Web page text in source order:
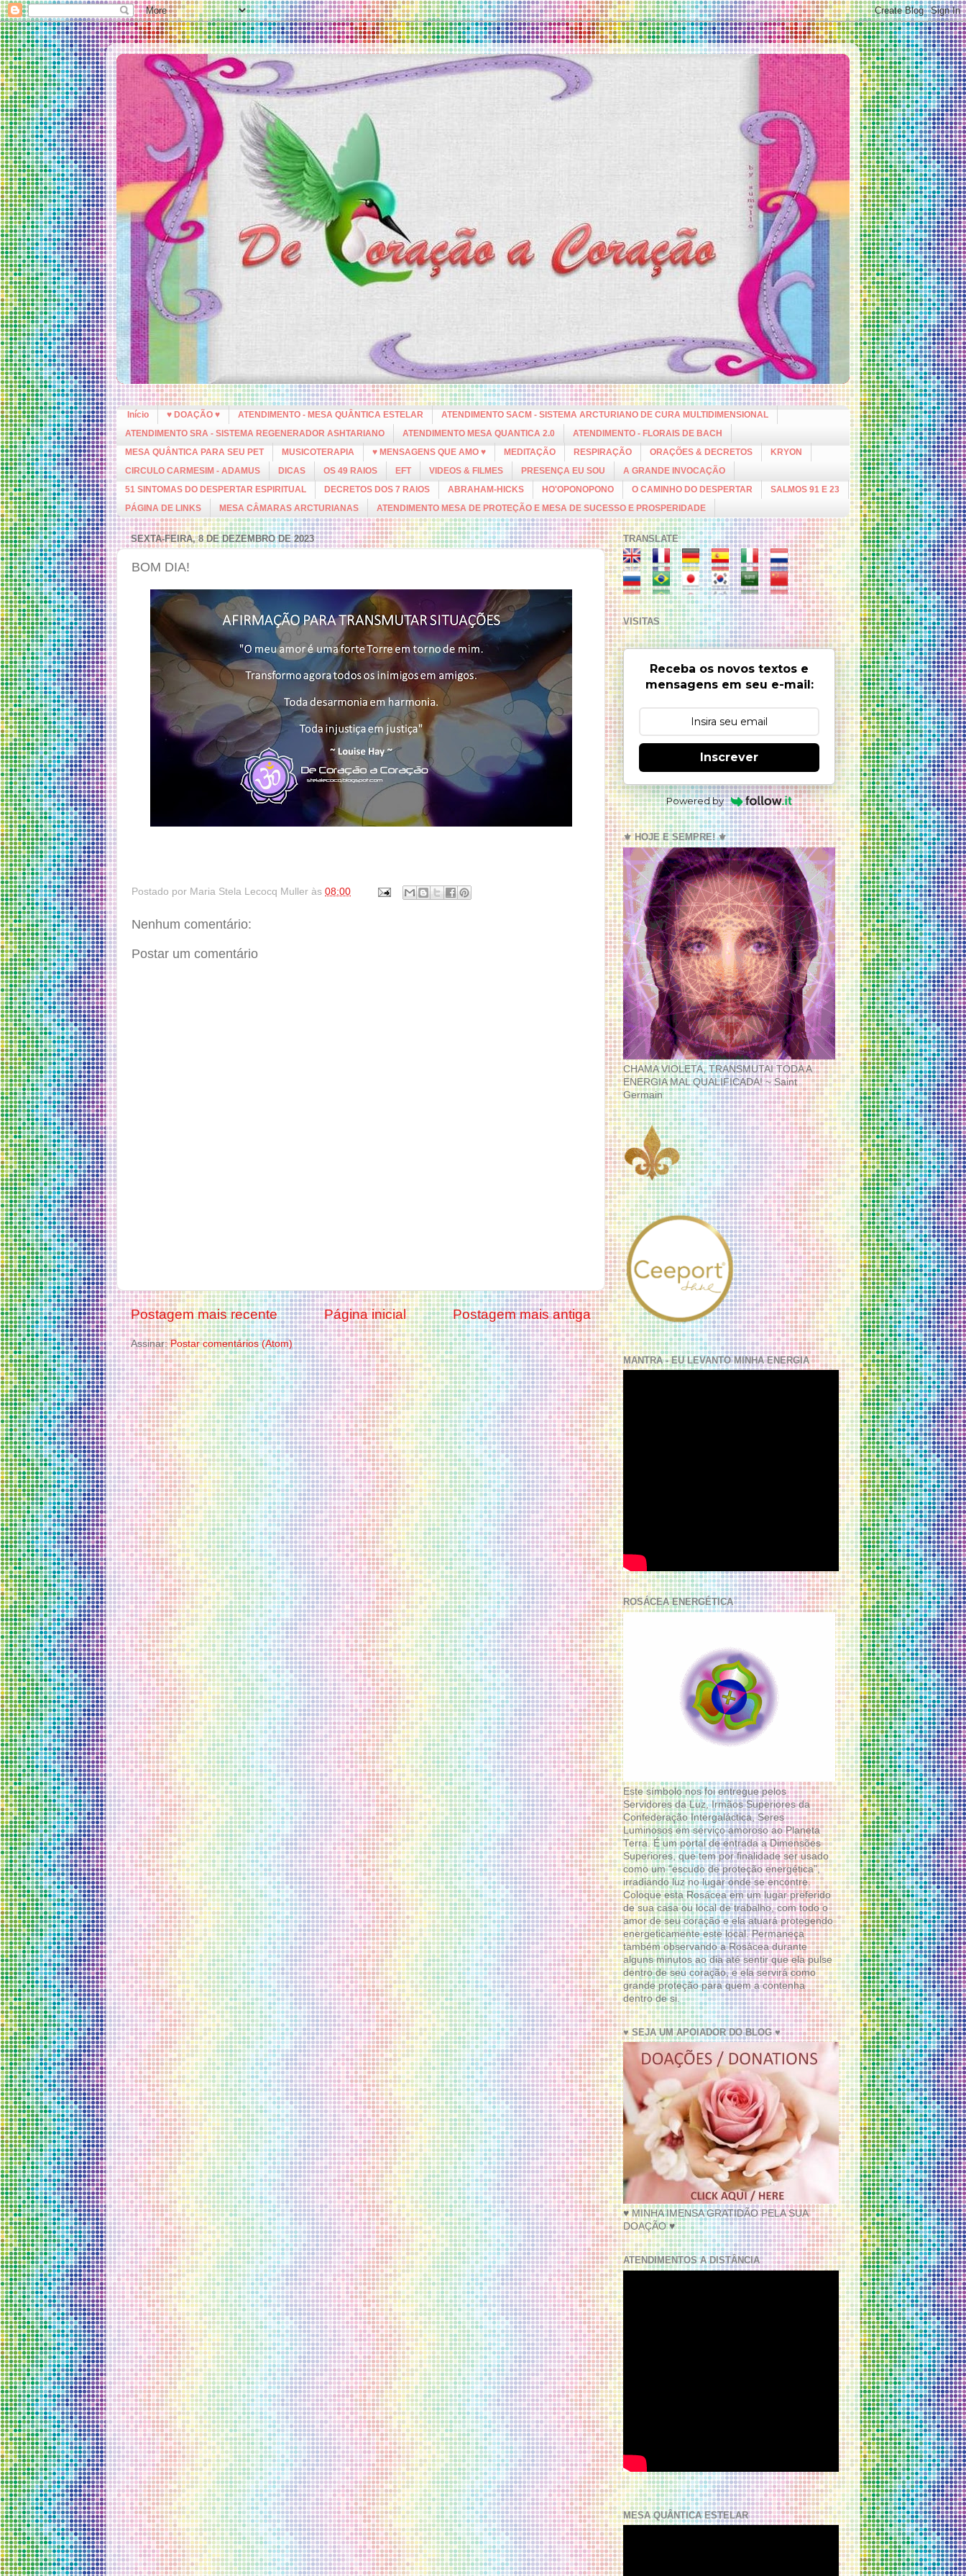
Início ♥ DOAÇÃO ♥ ATENDIMENTO - MESA QUÂNTICA ESTELAR
ATENDIMENTO SACM - SISTEMA ARCTURIANO DE CURA MULTIDIMENSIONAL
ATENDIMENTO SRA - SISTEMA REGENERADOR ASHTARIANO
ATENDIMENTO MESA QUANTICA 2.0
ATENDIMENTO - FLORAIS DE BACH
MESA QUÂNTICA PARA SEU PET
MUSICOTERAPIA ♥ MENSAGENS QUE AMO ♥ MEDITAÇÃO RESPIRAÇÃO ORAÇÕES & DECRETOS
KRYON
CIRCULO CARMESIM - ADAMUS
DICAS OS 49 RAIOS EFT VIDEOS & FILMES PRESENÇA EU SOU
A GRANDE INVOCAÇÃO
51 SINTOMAS DO DESPERTAR ESPIRITUAL
DECRETOS DOS 7 RAIOS ABRAHAM-HICKS HO'OPONOPONO O CAMINHO DO DESPERTAR
SALMOS 91 E 23
PÁGINA DE LINKS
MESA CÂMARAS ARCTURIANAS ATENDIMENTO MESA DE PROTEÇÃO E MESA DE SUCESSO E PROSPERIDADE
SEXTA-FEIRA, 8 DE DEZEMBRO DE 2023
BOM DIA!
Postado por Maria Stela Lecocq Muller às 08:00
Nenhum comentário:
Postar um comentário
Postagem mais recente Postagem mais antiga
Página inicial
Assinar:Postar comentários (Atom)
TRANSLATE
VISITAS
Receba os novos textos e
mensagens em seu e-mail:
Inscrever
Powered by
⚜️ HOJE E SEMPRE! ⚜️
CHAMA VIOLETA, TRANSMUTAI TODA A
ENERGIA MAL QUALIFICADA! ~ Saint
Germain
MANTRA - EU LEVANTO MINHA ENERGIA
ROSÁCEA ENERGÉTICA
Este símbolo nos foi entregue pelos
Servidores da Luz, Irmãos Superiores da
Confederação Intergaláctica, Seres
Luminosos em serviço amoroso ao Planeta
Terra. É um portal de entrada a Dimensões
Superiores, que tem por finalidade ser usado
como um “escudo de proteção energética”,
irradiando luz no lugar onde se encontre.
Coloque esta Rosácea em um lugar preferido
de sua casa ou local de trabalho, com todo o
amor de seu coração e ela atuará protegendo
energeticamente este local. Permaneça
também observando a Rosácea durante
alguns minutos ao dia até sentir que ela pulse
dentro de seu coração, e ela servirá como
grande proteção para quem a contenha
dentro de si.
♥ SEJA UM APOIADOR DO BLOG ♥
♥ MINHA IMENSA GRATIDÃO PELA SUA
DOAÇÃO ♥
ATENDIMENTOS A DISTÂNCIA
MESA QUÂNTICA ESTELAR